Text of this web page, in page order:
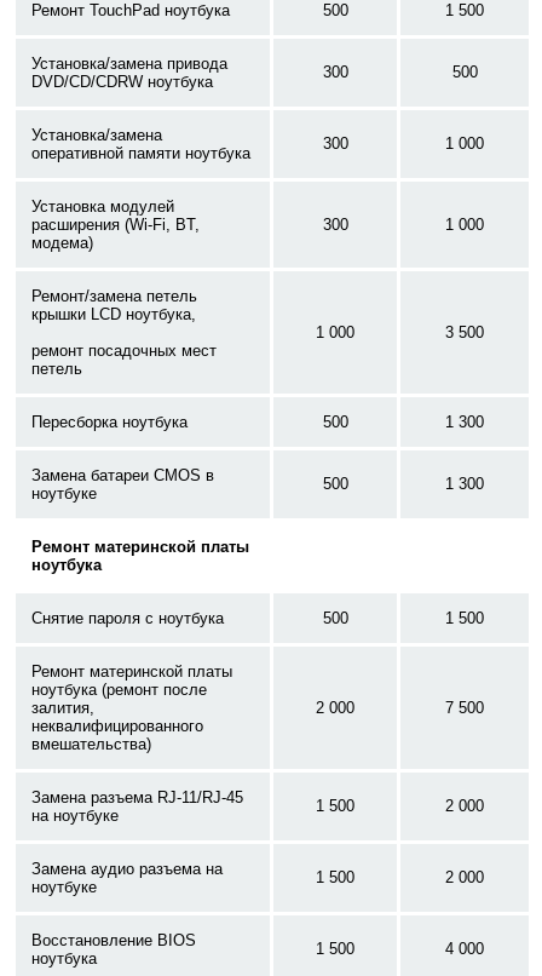
Ремонт TouchPad ноутбука 500 1 500
Установка/замена привода
DVD/CD/CDRW ноутбука
300 500
Установка/замена
оперативной памяти ноутбука
300 1 000
Установка модулей
расширения (Wi-Fi, BT,
модема)
300 1 000
Ремонт/замена петель
крышки LCD ноутбука,
ремонт посадочных мест
петель
1 000 3 500
Пересборка ноутбука 500 1 300
Замена батареи CMOS в
ноутбуке
500 1 300
Ремонт материнской платы
ноутбука
Снятие пароля с ноутбука 500 1 500
Ремонт материнской платы
ноутбука (ремонт после
залития,
неквалифицированного
вмешательства)
2 000 7 500
Замена разъема RJ-11/RJ-45
на ноутбуке
1 500 2 000
Замена аудио разъема на
ноутбуке
1 500 2 000
Восстановление BIOS
ноутбука
1 500 4 000